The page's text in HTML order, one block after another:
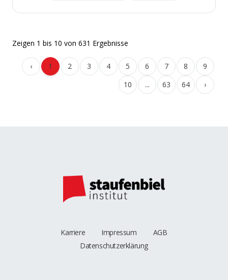
Zeigen 1 bis 10 von 631 Ergebnisse
‹ 1 2 3 4 5 6 7 8
9
10
... 63 64 ›
Karriere Impressum
AGB
Datenschutzerklärung